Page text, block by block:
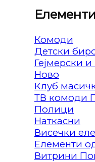
Елементи
Комоди
Детски
Гејмерски
Клуб
ТВ комоди
Полици
Наткасни
Висечки
Елементи
Витрини